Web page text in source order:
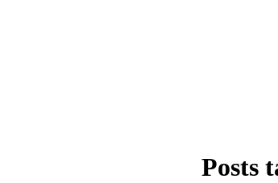
Posts